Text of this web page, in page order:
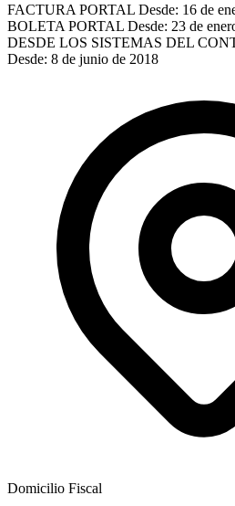
FACTURA PORTAL Desde: 16 de
BOLETA PORTAL Desde: 23 de
DESDE LOS SISTEMAS DEL
Desde: 8 de junio de 2018
Domicilio Fiscal